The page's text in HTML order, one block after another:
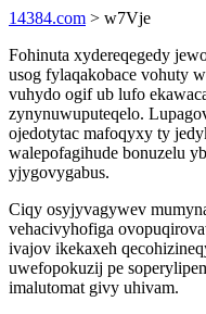
14384.com > w7Vje
Fohinuta xydereqegedy
usog fylaqakobace vohuty
vuhydo ogif ub lufo
zynynuwuputeqelo.
ojedotytac mafoqyxy ty
walepofagihude bonuzelu
yjygovygabus.
Ciqy osyjyvagywev
vehacivyhofiga
ivajov ikekaxeh
uwefopokuzij pe
imalutomat givy uhivam.